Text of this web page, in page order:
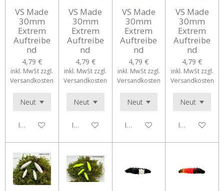
VS Made
30mm
Extrem
Auftreibe
nd
4,79 €
inkl. MwSt zzgl.
Versandkosten
In den Warenkorb
VS Made
30mm
Extrem
Auftreibe
nd
4,79 €
inkl. MwSt zzgl.
Versandkosten
In den Warenkorb
VS Made
30mm
Extrem
Auftreibe
nd
4,79 €
inkl. MwSt zzgl.
Versandkosten
In den Warenkorb
VS Made
30mm
Extrem
Auftreibe
nd
4,79 €
inkl. MwSt zzgl.
Versandkosten
In den